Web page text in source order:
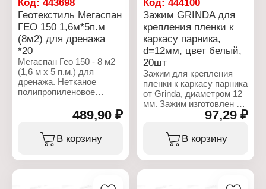
Плотность: 100 г/кв.м
Размер: 0,8х12,5 м
Площадь: 10 м2
Код: 443698
Геотекстиль Мегаспан
ГЕО 150 1,6м*5п.м
(8м2) для дренажа
*20
Мегаспан Гео 150 - 8 м2
(1,6 м х 5 п.м.) для
дренажа. Нетканое
полипропиленовое
и предотвращения
смешивания различных
грунтовых слоев, что
придаёт возводимой
дополнительную
прочность и увеличивает
сроки её эксплуатации, а
489,90 ₽
В корзину
Код:444100
Зажим GRINDA для
крепления пленки к
каркасу парника,
d=12мм, цвет белый,
20шт
Зажим для крепления
пленки к каркасу парника
от Grinda, диаметром 12
мм. Зажим изготовлен из
высококачественного
пластика. Применяется
для быстрого и удобного
крепления пленки к
97,29 ₽
В корзину